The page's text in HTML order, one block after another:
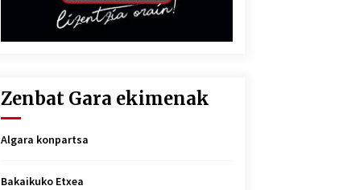
Zenbat Gara ekimenak
Algara konpartsa
Bakaikuko Etxea